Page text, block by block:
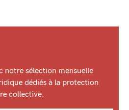
notre sélection mensuelle
dédiés à la protection
collective.